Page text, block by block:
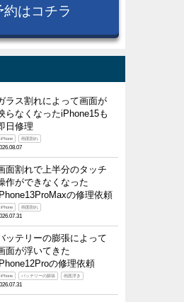
約はコチラ
ラス割れによって画面が
らなくなったiPhone15も
日修理
iPhone 画面割れ
面割れで上半分のタッチ
作ができなくなった
の修理依頼
iPhone 画面割れ
ッテリーの膨張によって
面が浮いてきた
の修理依頼
iPhone バッテリーの膨張 画面浮き